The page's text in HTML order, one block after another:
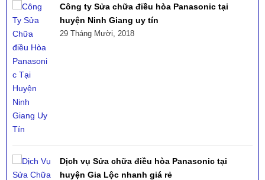
Công ty Sửa chữa điều hòa Panasonic tại
huyện Ninh Giang uy tín
29 Tháng Mười, 2018
Dịch vụ Sửa chữa điều hòa Panasonic tại
huyện Gia Lộc nhanh giá rẻ